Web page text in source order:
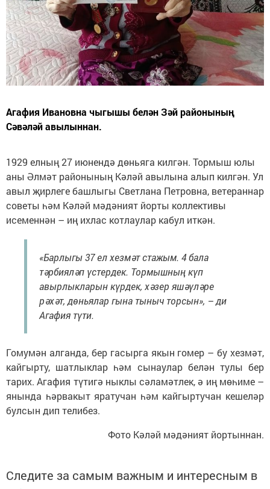
Агафия Ивановна чыгышы белән Зәй районының
Сәвәләй авылыннан.
1929 елның 27 июнендә дөньяга килгән. Тормыш юлы
аны Әлмәт районының Кәләй авылына алып килгән. Ул
авыл җирлеге башлыгы Светлана Петровна, ветераннар
советы һәм Кәләй мәдәният йорты коллективы
исеменнән – иң ихлас котлаулар кабул иткән.
«Барлыгы 37 ел хезмәт стажым. 4 бала
тәрбияләп үстердек. Тормышның күп
авырлыкларын күрдек, хәзер яшәүләре
рәхәт, дөньялар гына тыныч торсын», – ди
Агафия түти.
Гомумән алганда, бер гасырга якын гомер – бу хезмәт,
кайгырту, шатлыклар һәм сынаулар белән тулы бер
тарих. Агафия түтигә ныклы сәламәтлек, ә иң мөһиме –
янында һәрвакыт яратучан һәм кайгыртучан кешеләр
булсын дип телибез.
Фото Кәләй мәдәният йортыннан.
Следите за самым важным и интересным в